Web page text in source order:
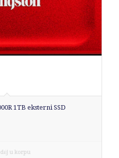
1TB eksterni SSD
u korpu